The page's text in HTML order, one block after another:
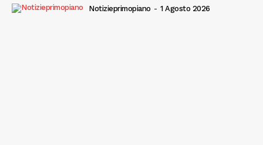
Notizieprimopiano - 1 Agosto 2026